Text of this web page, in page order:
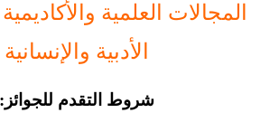
المجالات العلمية
الأدبية والإنسانية
شروط التقدم للجوائز: